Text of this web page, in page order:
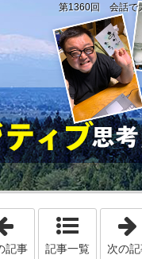
第1360回 会話で
「第1359回 私の
記事 記事一覧 次の